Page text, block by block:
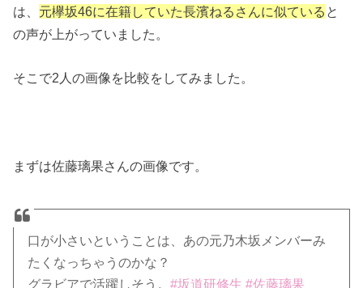
は、 元欅坂46に在籍していた長濱ねるさんに似ている と
の声が上がっていました。
そこで2人の画像を比較をしてみました。
まずは佐藤璃果さんの画像です。
口が小さいということは、あの元乃木坂メンバーみ
たくなっちゃうのかな？
グラビアで活躍しそう。#坂道研修生 #佐藤璃果